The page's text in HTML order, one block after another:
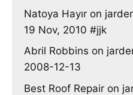
Natoya Hayır on
19 Nov, 2010 #jjk
Abril Robbins on
2008-12-13
Best Roof Repair on